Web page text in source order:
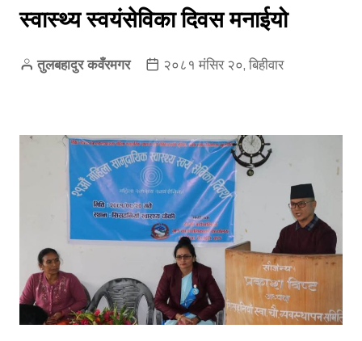
स्वास्थ्य स्वयंसेविका दिवस मनाईयो
तुलबहादुर कवँरमगर २०८१ मंसिर २०, बिहीवार